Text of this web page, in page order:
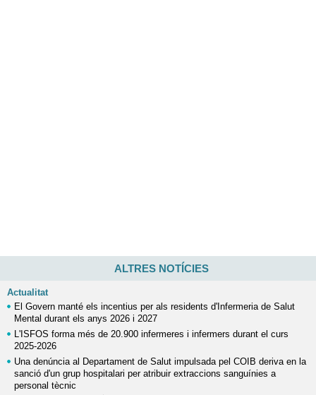
ALTRES NOTÍCIES
Actualitat
El Govern manté els incentius per als residents d'Infermeria de Salut
Mental durant els anys 2026 i 2027
L'ISFOS forma més de 20.900 infermeres i infermers durant el curs
2025-2026
Una denúncia al Departament de Salut impulsada pel COIB deriva en la
sanció d'un grup hospitalari per atribuir extraccions sanguínies a
personal tècnic